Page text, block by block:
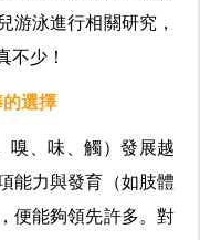
游泳進行相關研究，
不少！
選擇
嗅、味、觸）發展越
能力與發育（如肢體
便能夠領先許多。對